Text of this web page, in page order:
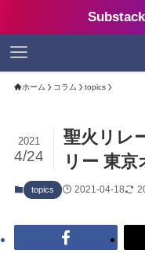
ホーム コラム topics
聖火リレ
リー 東
2021
4/24
topics 2021-04-18